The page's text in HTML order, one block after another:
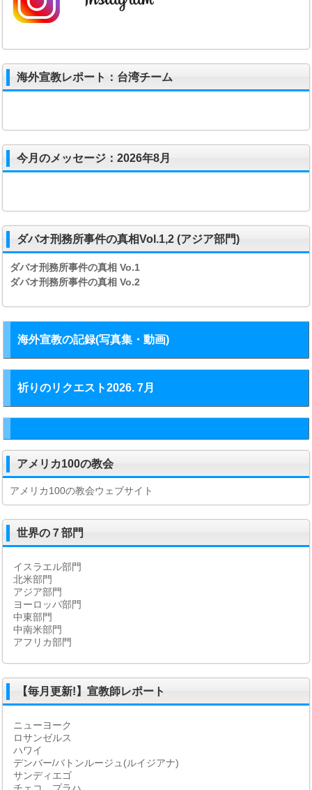
海外宣教レポート：台湾チーム
今月のメッセージ：2026年8月
ダバオ刑務所事件の真相Vol.1,2 (アジア部門)
ダバオ刑務所事件の真相Vo.1
ダバオ刑務所事件の真相Vo.2
海外宣教の記録(写真集・動画)
祈りのリクエスト2026. 7月
アメリカ100の教会
アメリカ100の教会ウェブサイト
世界の７部門
イスラエル部門
北米部門
アジア部門
ヨーロッパ部門
中東部門
中南米部門
アフリカ部門
【毎月更新!】宣教師レポート
ニューヨーク
ロサンゼルス
ハワイ
デンバー/バトンルージュ(ルイジアナ)
サンディエゴ